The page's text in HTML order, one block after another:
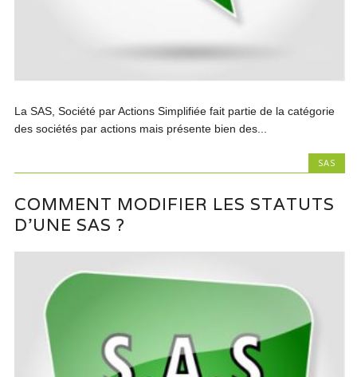
La SAS, Société par Actions Simplifiée fait partie de la catégorie
des sociétés par actions mais présente bien des...
SAS
COMMENT MODIFIER LES STATUTS
D’UNE SAS ?